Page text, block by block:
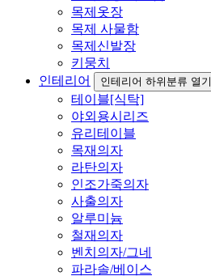
목제옷장
목제 사물함
목제신발장
키뭉치
인테리어
인테리어 하위분류 열기
테이블[식탁]
야외용시리즈
유리테이블
목재의자
라탄의자
인조가죽의자
사출의자
알루미늄
철재의자
벤치의자/그네
파라솔/베이스